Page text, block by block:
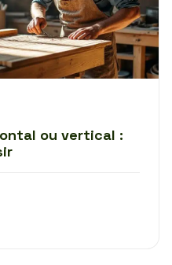
ou vertical :